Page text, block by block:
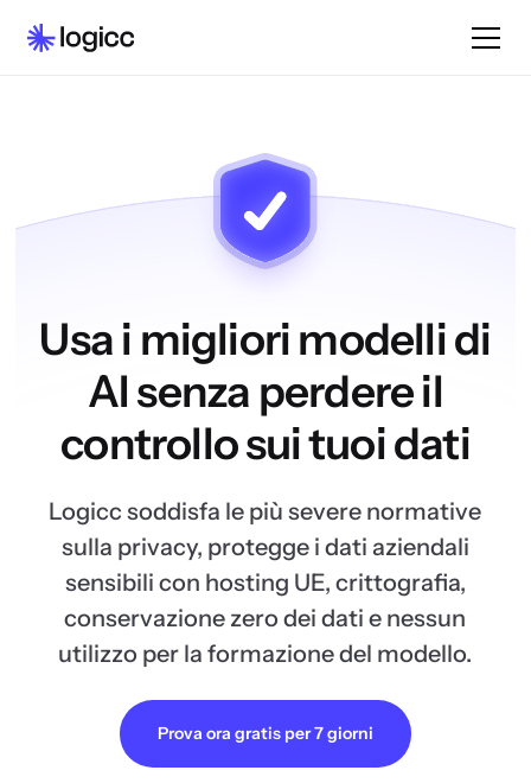
Usa i migliori modelli di
AI senza perdere il
controllo sui tuoi dati
Logicc soddisfa le più severe normative
sulla privacy, protegge i dati aziendali
sensibili con hosting UE, crittografia,
conservazione zero dei dati e nessun
utilizzo per la formazione del modello.
Prova ora gratis per 7 giorni